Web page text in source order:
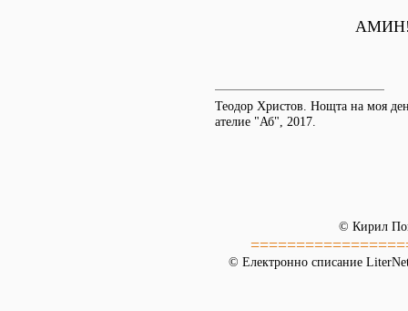
Теодор Христов. Нощта на моя
ателие "Аб", 2017.
© Кирил
© Електронно списание